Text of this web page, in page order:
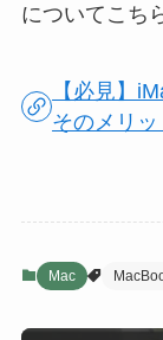
についてこち
【必見】
そのメリ
Mac